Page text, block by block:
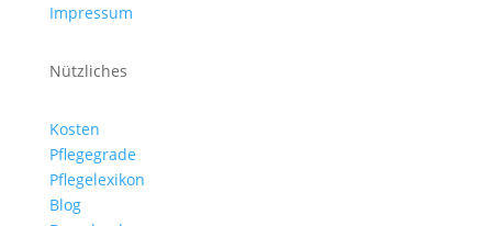
Impressum
Nützliches
Kosten
Pflegegrade
Pflegelexikon
Blog